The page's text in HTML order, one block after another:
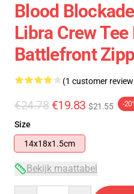
Blood
Libra Crew
Battlefront
(1 customer
€24.78 €19.83 $21.55 -
Size
14x18x1.5cm
Bekijk maattabel